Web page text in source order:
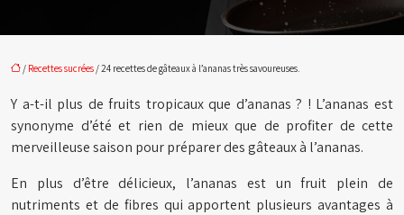
/ Recettes sucrées / 24 recettes de gâteaux à l’ananas très savoureuses.
Y a-t-il plus de fruits tropicaux que d’ananas ? ! L’ananas est
synonyme d’été et rien de mieux que de profiter de cette
merveilleuse saison pour préparer des gâteaux à l’ananas.
En plus d’être délicieux, l’ananas est un fruit plein de
nutriments et de fibres qui apportent plusieurs avantages à